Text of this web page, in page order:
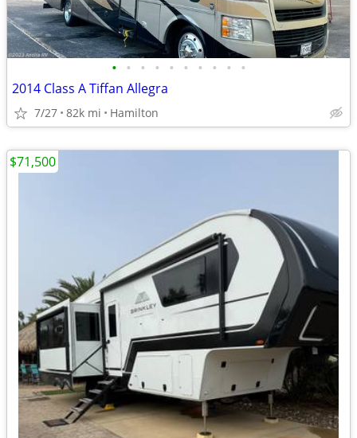
• • • • • • • • • •
2014 Class A Tiffan Allegra
7/27 82k mi Hamilton
$71,500